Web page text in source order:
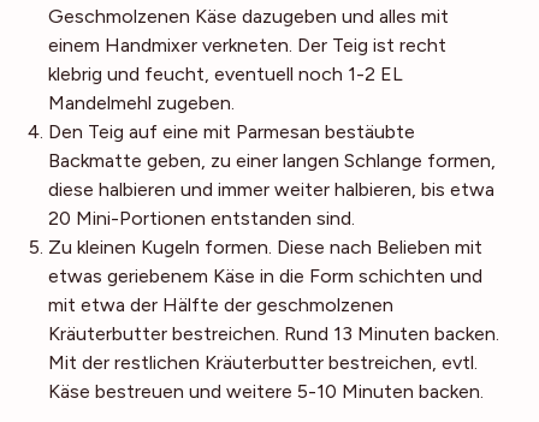
Geschmolzenen Käse dazugeben und alles mit
einem Handmixer verkneten. Der Teig ist recht
klebrig und feucht, eventuell noch 1-2 EL
Mandelmehl zugeben.
Den Teig auf eine mit Parmesan bestäubte
Backmatte geben, zu einer langen Schlange formen,
diese halbieren und immer weiter halbieren, bis etwa
20 Mini-Portionen entstanden sind.
Zu kleinen Kugeln formen. Diese nach Belieben mit
etwas geriebenem Käse in die Form schichten und
mit etwa der Hälfte der geschmolzenen
Kräuterbutter bestreichen. Rund 13 Minuten backen.
Mit der restlichen Kräuterbutter bestreichen, evtl.
Käse bestreuen und weitere 5-10 Minuten backen.